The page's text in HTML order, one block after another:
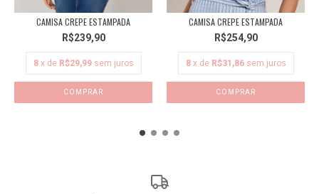
CAMISA CREPE ESTAMPADA
R$239,90
8 x de R$29,99 sem juros
COMPRAR
CAMISA CREPE ESTAMPADA
R$254,90
8 x de R$31,86 sem juros
COMPRAR